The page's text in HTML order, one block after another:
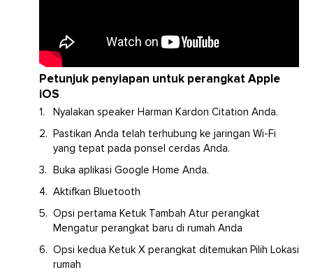
Petunjuk penyiapan untuk perangkat Apple
iOS
Nyalakan speaker Harman Kardon Citation Anda.
Pastikan Anda telah terhubung ke jaringan Wi-Fi
yang tepat pada ponsel cerdas Anda.
Buka aplikasi Google Home Anda.
Aktifkan Bluetooth
Opsi pertama Ketuk Tambah Atur perangkat
Mengatur perangkat baru di rumah Anda
Opsi kedua Ketuk X perangkat ditemukan Pilih Lokasi
rumah